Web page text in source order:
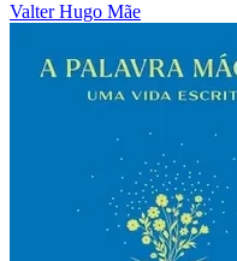
Valter Hugo Mãe